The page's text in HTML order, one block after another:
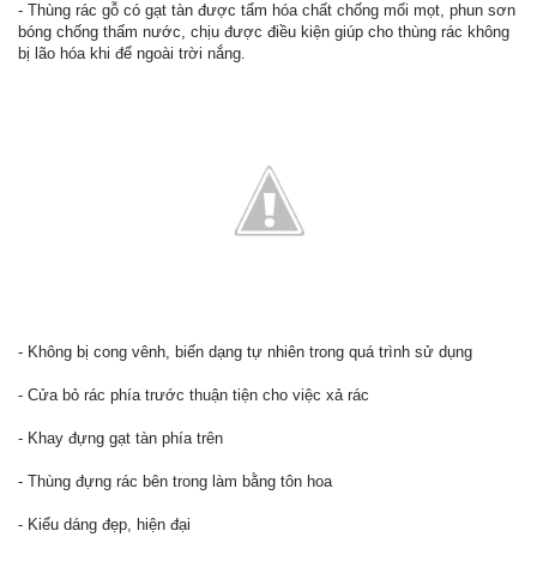
- Thùng rác gỗ có gạt tàn được tẩm hóa chất chống mối mọt, phun sơn
bóng chống thấm nước, chịu được điều kiện giúp cho thùng rác không
bị lão hóa khi để ngoài trời nắng.
- Không bị cong vênh, biến dạng tự nhiên trong quá trình sử dụng
- Cửa bỏ rác phía trước thuận tiện cho việc xả rác
- Khay đựng gạt tàn phía trên
- Thùng đựng rác bên trong làm bằng tôn hoa
- Kiểu dáng đẹp, hiện đại